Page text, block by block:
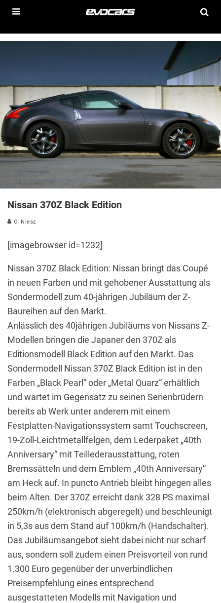
Nissan 370Z Black Edition
C. Niesz
[imagebrowser id=1232]
Nissan 370Z Black Edition: Nissan bringt das Coupé
in neuen Farben und mit gehobener Ausstattung als
Sondermodell zum 40-jährigen Jubiläum der Z-
Baureihen auf den Markt.
Anlässlich des 40jährigen Jubiläums von Nissans Z-
Modellen bringen die Japaner den 370Z als
Editionsmodell Black Edition auf den Markt. Das
Sondermodell Nissan 370Z Black Edition ist in den
Farben „Black Pearl“ oder „Metal Quarz“ erhältlich
und wartet im Gegensatz zu seinen Serienbrüdern
bereits ab Werk unter anderem mit einem
Festplatten-Navigationssystem samt Touchscreen,
19-Zoll-Leichtmetallfelgen, dem Lederpaket „40th
Anniversary“ mit Teillederausstattung, roten
Bremssätteln und dem Emblem „40th Anniversary“
am Heck auf. In puncto Antrieb bleibt hingegen alles
beim Alten. Der 370Z erreicht dank 328 PS maximal
250km/h (elektronisch abgeregelt) und beschleunigt
in 5,3s aus dem Stand auf 100km/h (Handschalter).
Das Jubiläumsangebot sieht dabei nicht nur scharf
aus, sondern soll zudem einen Preisvorteil von rund
1.300 Euro gegenüber der unverbindlichen
Preisempfehlung eines entsprechend
ausgestatteten Modells mit Navigation und